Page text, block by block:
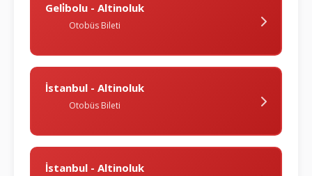
Geli̇bolu - Altinoluk
Otobüs Bileti
İstanbul - Altinoluk
Otobüs Bileti
İstanbul - Altinoluk